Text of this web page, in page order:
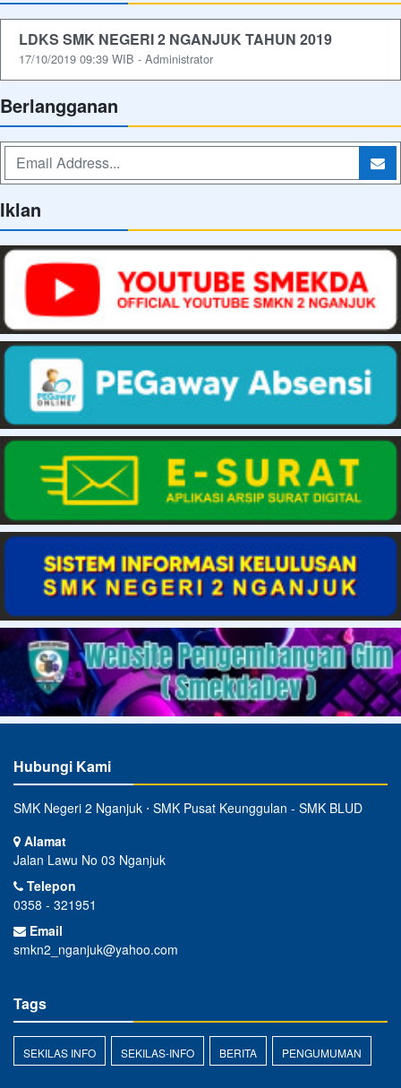
LDKS SMK NEGERI 2 NGANJUK TAHUN 2019
17/10/2019 09:39 WIB - Administrator
Berlangganan
Iklan
Hubungi Kami
SMK Negeri 2 Nganjuk ⋅ SMK Pusat Keunggulan - SMK BLUD
Alamat
Jalan Lawu No 03 Nganjuk
Telepon
0358 - 321951
Email
smkn2_nganjuk@yahoo.com
Tags
SEKILAS INFO SEKILAS-INFO BERITA PENGUMUMAN